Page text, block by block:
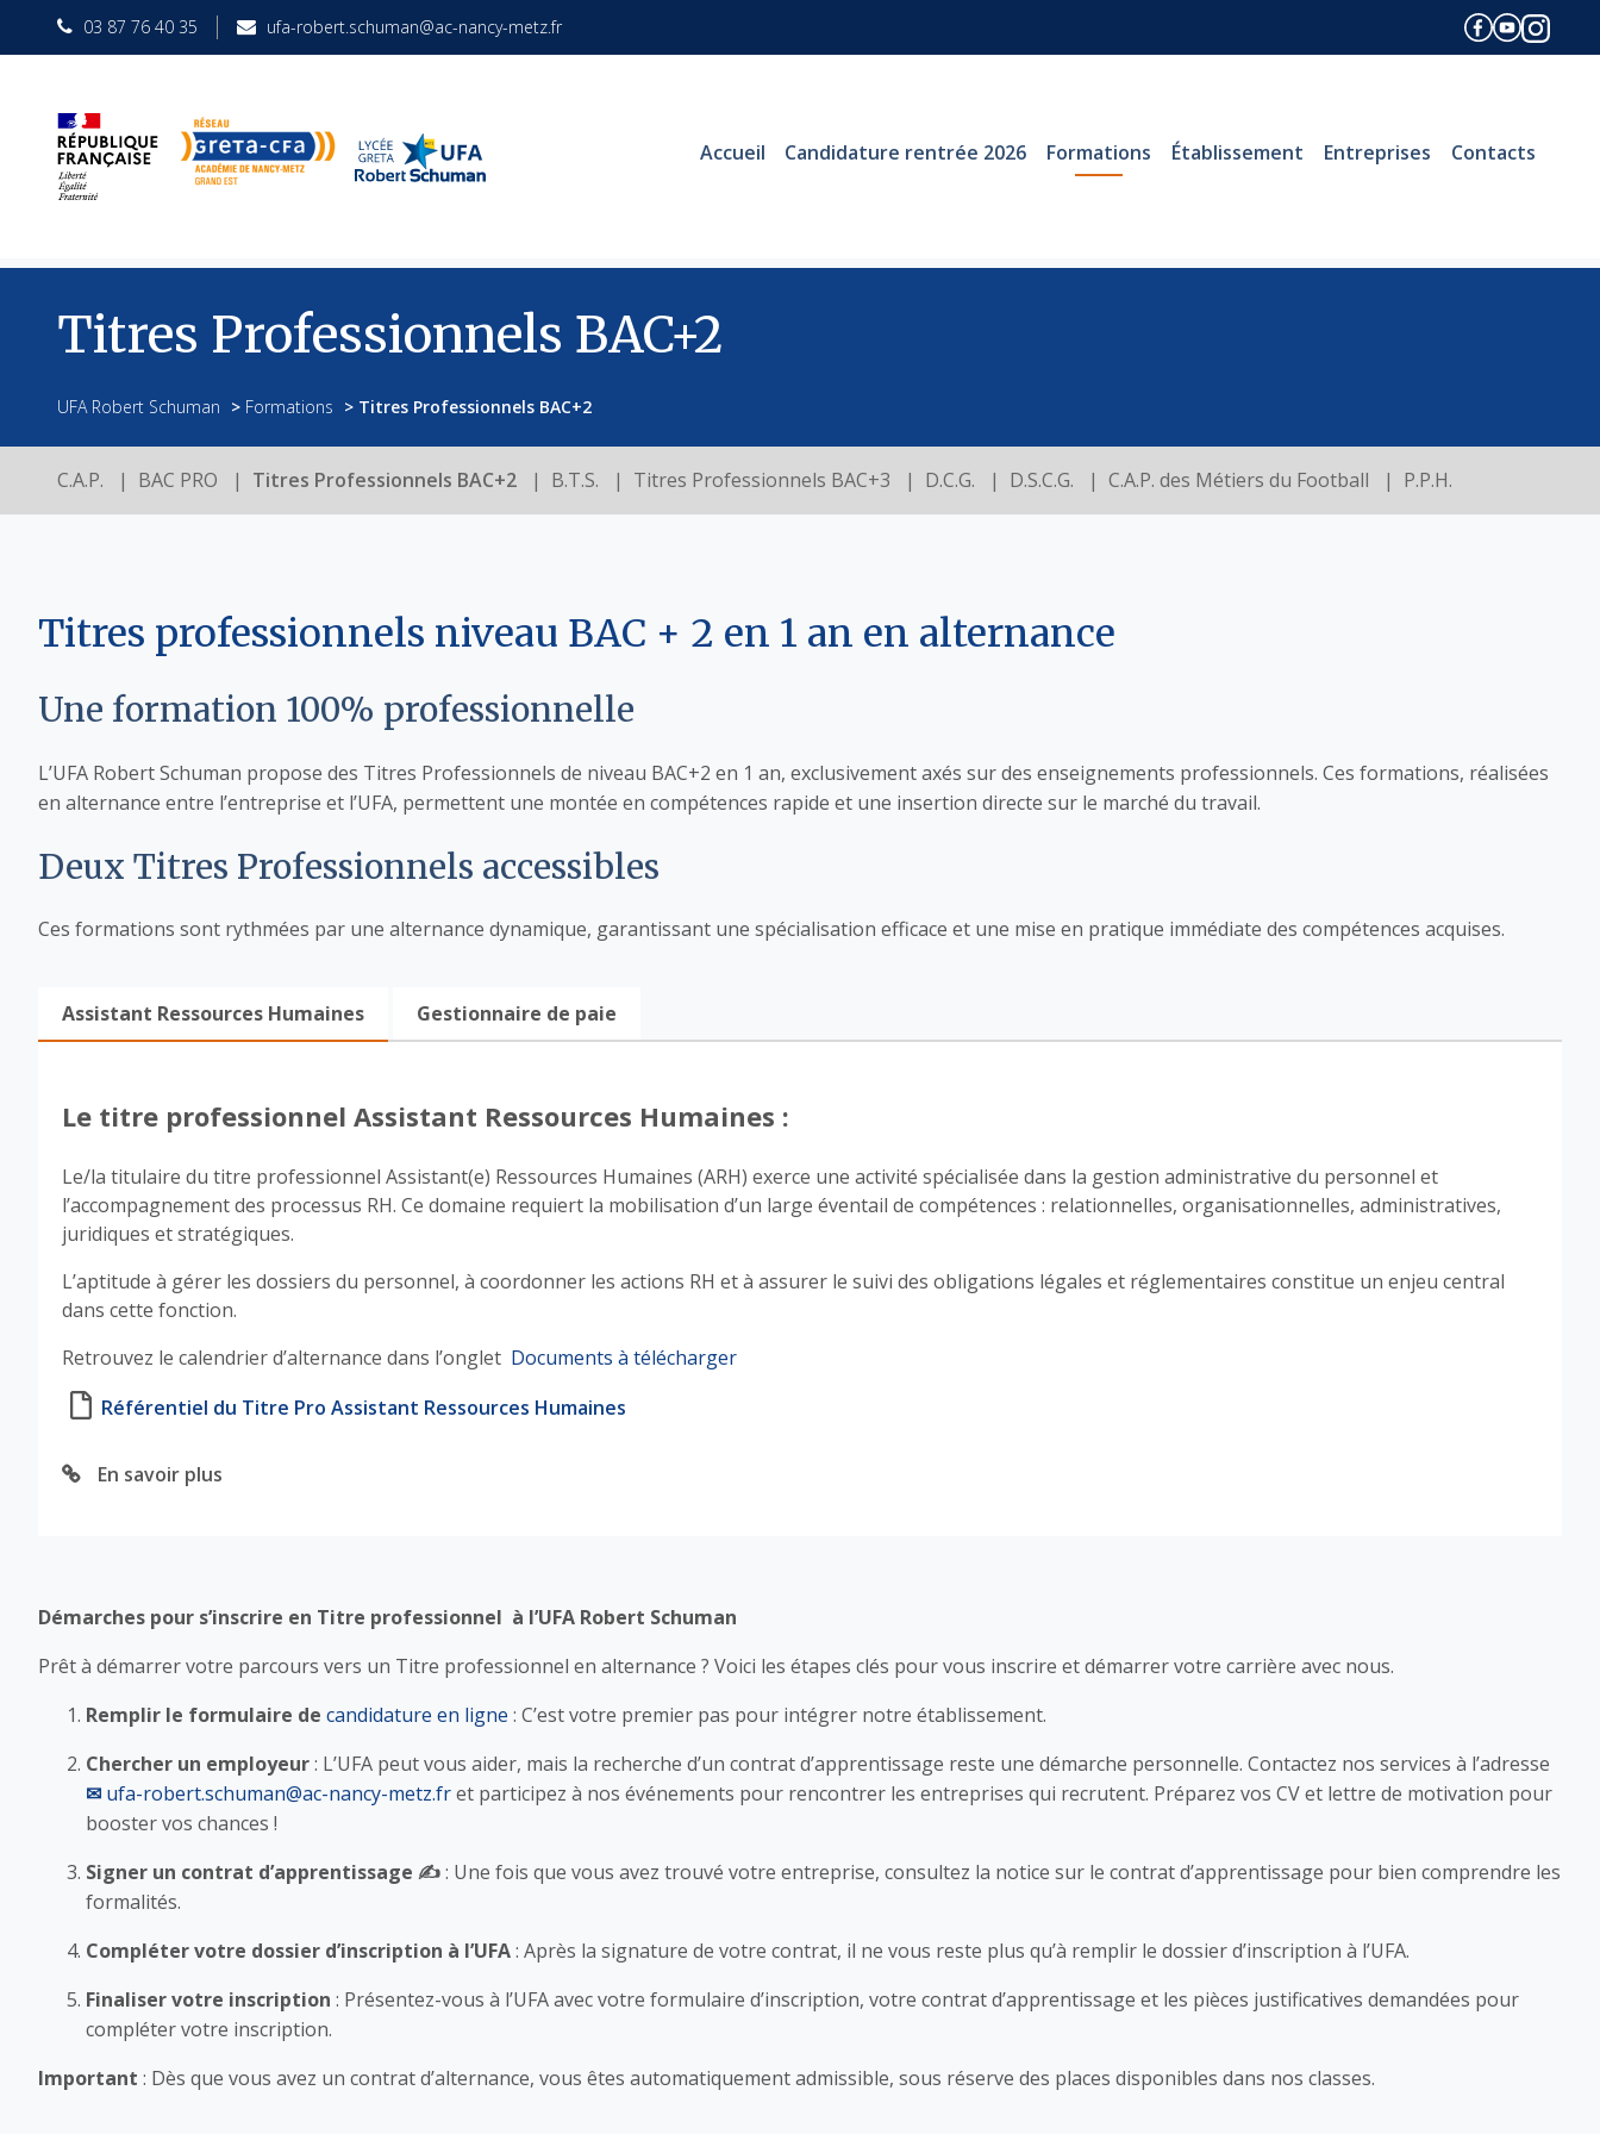
03 87 76 40 35 ufa-robert.schuman@ac-nancy-metz.fr
Accueil Candidature rentrée 2026 Formations Établissement Entreprises Contacts
Titres Professionnels BAC+2
UFA Robert Schuman > Formations > Titres Professionnels BAC+2
C.A.P. BAC PRO Titres Professionnels BAC+2 B.T.S. Titres Professionnels BAC+3 D.C.G. D.S.C.G. C.A.P. des Métiers du Football P.P.H.
Titres professionnels niveau BAC + 2 en 1 an en alternance
Une formation 100% professionnelle
L’UFA Robert Schuman propose des Titres Professionnels de niveau BAC+2 en 1 an, exclusivement axés sur des enseignements professionnels. Ces formations, réalisées
en alternance entre l’entreprise et l’UFA, permettent une montée en compétences rapide et une insertion directe sur le marché du travail.
Deux Titres Professionnels accessibles
Ces formations sont rythmées par une alternance dynamique, garantissant une spécialisation efficace et une mise en pratique immédiate des compétences acquises.
Assistant Ressources Humaines
Le titre professionnel Assistant Ressources Humaines :
Le/la titulaire du titre professionnel Assistant(e) Ressources Humaines (ARH) exerce une activité spécialisée dans la gestion administrative du personnel et
l’accompagnement des processus RH. Ce domaine requiert la mobilisation d’un large éventail de compétences : relationnelles, organisationnelles, administratives,
juridiques et stratégiques.
L’aptitude à gérer les dossiers du personnel, à coordonner les actions RH et à assurer le suivi des obligations légales et réglementaires constitue un enjeu central
dans cette fonction.
Retrouvez le calendrier d’alternance dans l’onglet Documents à télécharger
Référentiel du Titre Pro Assistant Ressources Humaines
En savoir plus
Gestionnaire de paie
Démarches pour s’inscrire en Titre professionnel à l’UFA Robert Schuman
Prêt à démarrer votre parcours vers un Titre professionnel en alternance ? Voici les étapes clés pour vous inscrire et démarrer votre carrière avec nous.
Remplir le formulaire de candidature en ligne : C’est votre premier pas pour intégrer notre établissement.
Chercher un employeur: L’UFA peut vous aider, mais la recherche d’un contrat d’apprentissage reste une démarche personnelle. Contactez nos services à l’adresse
ufa-robert.schuman@ac-nancy-metz.fret participez à nos événements pour rencontrer les entreprises qui recrutent. Préparez vos CV et lettre de motivation pour
booster vos chances !
Signer un contrat d’apprentissage ✍️: Une fois que vous avez trouvé votre entreprise, consultez la notice sur le contrat d’apprentissage pour bien comprendre les
formalités.
Compléter votre dossier d’inscription à l’UFA: Après la signature de votre contrat, il ne vous reste plus qu’à remplir le dossier d’inscription à l’UFA.
Finaliser votre inscription : Présentez-vous à l’UFA avec votre formulaire d’inscription, votre contrat d’apprentissage et les pièces justificatives demandées pour
compléter votre inscription.
Important : Dès que vous avez un contrat d’alternance, vous êtes automatiquement admissible, sous réserve des places disponibles dans nos classes.